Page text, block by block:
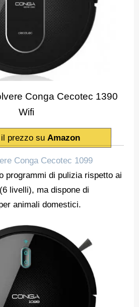
Conga Cecotec 1390
Wifi
prezzo su Amazon
Conga Cecotec 1099
programmi di pulizia rispetto ai
livelli), ma dispone di
animali domestici.